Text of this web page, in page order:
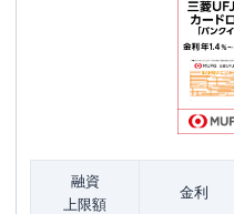
融資
上限額
金利